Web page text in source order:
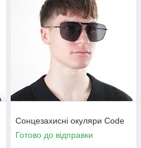
Сонцезахисні окуляри Code
Готово до відправки